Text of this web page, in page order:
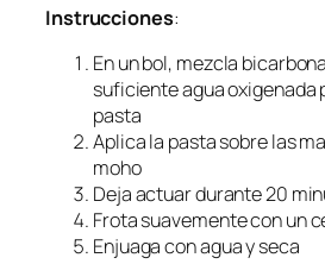
Instrucciones:
En un bol, mezcla
suficiente agua oxigenada
pasta
Aplica la pasta sobre las
moho
Deja actuar durante 20
Frota suavemente con un
Enjuaga con agua y seca